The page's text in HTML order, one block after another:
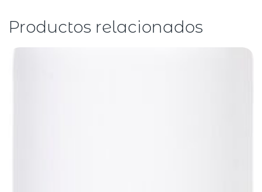
Productos relacionados